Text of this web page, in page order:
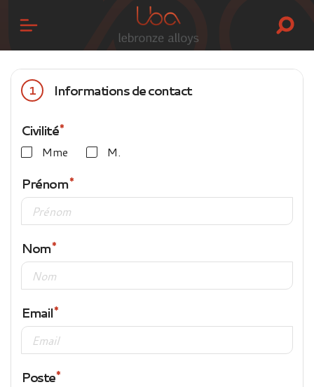
1 Informations de contact
Civilité
Mme M.
Prénom
Nom
Email
Poste